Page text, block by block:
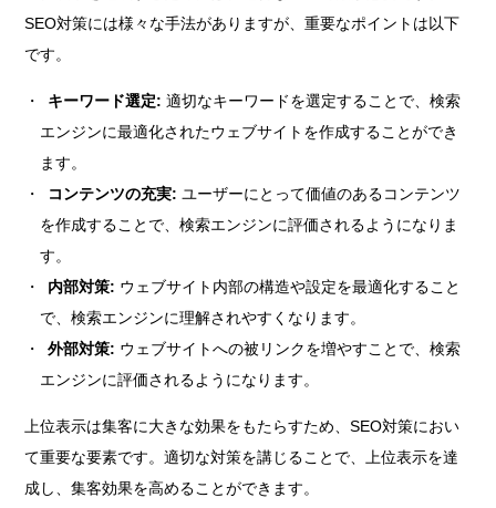
SEO対策には様々な手法がありますが、重要なポイントは以下
です。
キーワード選定: 適切なキーワードを選定することで、検索
エンジンに最適化されたウェブサイトを作成することができ
ます。
コンテンツの充実: ユーザーにとって価値のあるコンテンツ
を作成することで、検索エンジンに評価されるようになりま
す。
内部対策: ウェブサイト内部の構造や設定を最適化すること
で、検索エンジンに理解されやすくなります。
外部対策: ウェブサイトへの被リンクを増やすことで、検索
エンジンに評価されるようになります。
上位表示は集客に大きな効果をもたらすため、SEO対策におい
て重要な要素です。適切な対策を講じることで、上位表示を達
成し、集客効果を高めることができます。